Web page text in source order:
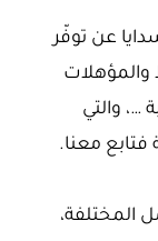
عن توفّر
…، والتي
معنا.
المختلفة،